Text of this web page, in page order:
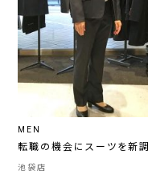
MEN
転職の機会にスーツを新調
池袋店